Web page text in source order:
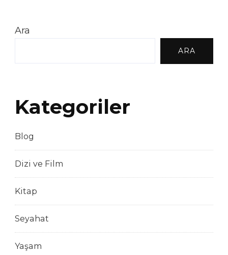
Ara
ARA
Kategoriler
Blog
Dizi ve Film
Kitap
Seyahat
Yaşam